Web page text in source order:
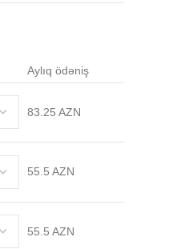
Aylıq ödəniş
83.25 AZN
55.5 AZN
55.5 AZN